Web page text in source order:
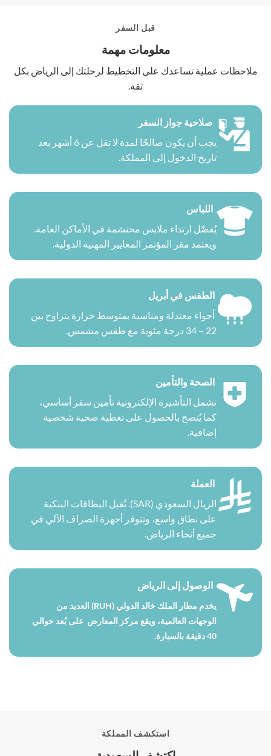
قبل السفر
معلومات مهمة
ملاحظات عملية تساعدك على التخطيط لرحلتك إلى الرياض بكل
ثقة.
صلاحية جواز السفر
يجب أن يكون صالحًا لمدة لا تقل عن 6 أشهر بعد
تاريخ الدخول إلى المملكة.
اللباس
يُفضّل ارتداء ملابس محتشمة في الأماكن العامة.
ويعتمد مقر المؤتمر المعايير المهنية الدولية.
الطقس في أبريل
أجواء معتدلة ومناسبة بمتوسط حرارة يتراوح بين
22 – 34 درجة مئوية مع طقس مشمس.
الصحة والتأمين
تشمل التأشيرة الإلكترونية تأمين سفر أساسي،
كما يُنصح بالحصول على تغطية صحية شخصية
إضافية.
العملة
الريال السعودي (SAR). تُقبل البطاقات البنكية
على نطاق واسع، وتتوفر أجهزة الصراف الآلي في
جميع أنحاء الرياض.
الوصول إلى الرياض
يخدم مطار الملك خالد الدولي (RUH) العديد من
الوجهات العالمية، ويقع مركز المعارض على بُعد حوالي
40 دقيقة بالسيارة.
استكشف المملكة